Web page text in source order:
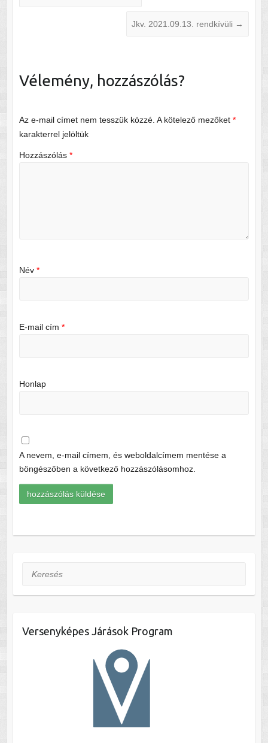
Jkv. 2021.09.13. rendkívüli →
Vélemény, hozzászólás?
Az e-mail címet nem tesszük közzé. A kötelező mezőket *
karakterrel jelöltük
Hozzászólás *
Név *
E-mail cím *
Honlap
A nevem, e-mail címem, és weboldalcímem mentése a
böngészőben a következő hozzászólásomhoz.
Keresés
Versenyképes Járások Program